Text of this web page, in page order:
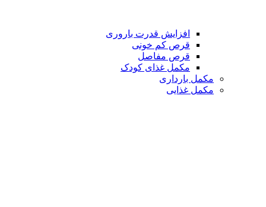
افزایش قدرت باروری
قرص کم خونی
قرص مفاصل
مکمل غذای کودک
مکمل بارداری
مکمل غذایی